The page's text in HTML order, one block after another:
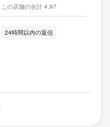
この店舗の合計 4.97
24時間以内の返信